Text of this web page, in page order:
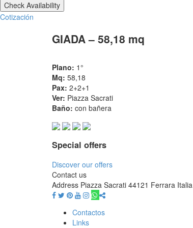
Cotización
GIADA – 58,18 mq
Plano: 1°
Mq: 58,18
Pax: 2+2+1
Ver: Piazza Sacrati
Baño: con bañera
Special offers
Discover our offers
Contact us
Address Piazza Sacrati 44121 Ferrara Italia
Contactos
Links